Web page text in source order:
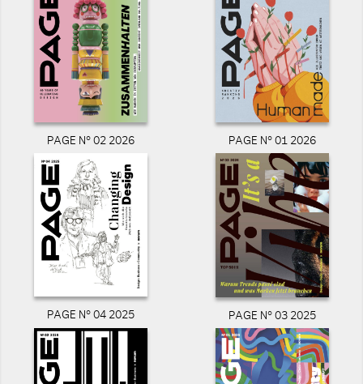
PAGE N° 02 2026 PAGE N° 01 2026
PAGE N° 04 2025 PAGE N° 03 2025